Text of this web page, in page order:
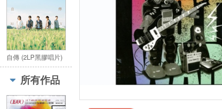
自傳 (2LP黑膠唱片)
所有作品